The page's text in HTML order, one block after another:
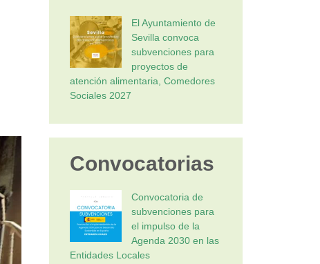
El Ayuntamiento de
Sevilla convoca
subvenciones para
proyectos de
atención alimentaria, Comedores
Sociales 2027
Convocatorias
Convocatoria de
subvenciones para
el impulso de la
Agenda 2030 en las
Entidades Locales